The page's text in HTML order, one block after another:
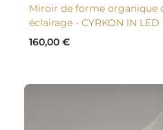
Miroir de forme organique
éclairage - CYRKON IN LED
160,00 €